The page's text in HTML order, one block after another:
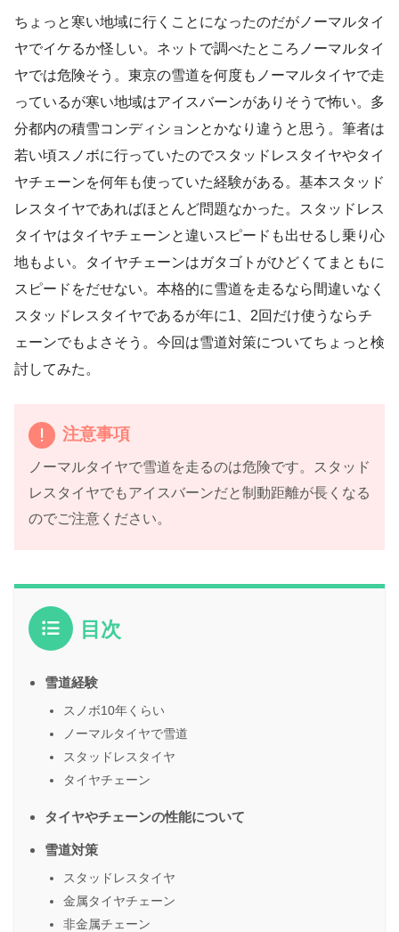
ちょっと寒い地域に行くことになったのだがノーマルタイ
ヤでイケるか怪しい。ネットで調べたところノーマルタイ
ヤでは危険そう。東京の雪道を何度もノーマルタイヤで走
っているが寒い地域はアイスバーンがありそうで怖い。多
分都内の積雪コンディションとかなり違うと思う。筆者は
若い頃スノボに行っていたのでスタッドレスタイヤやタイ
ヤチェーンを何年も使っていた経験がある。基本スタッド
レスタイヤであればほとんど問題なかった。スタッドレス
タイヤはタイヤチェーンと違いスピードも出せるし乗り心
地もよい。タイヤチェーンはガタゴトがひどくてまともに
スピードをだせない。本格的に雪道を走るなら間違いなく
スタッドレスタイヤであるが年に1、2回だけ使うならチ
ェーンでもよさそう。今回は雪道対策についてちょっと検
討してみた。
注意事項
ノーマルタイヤで雪道を走るのは危険です。スタッド
レスタイヤでもアイスバーンだと制動距離が長くなる
のでご注意ください。
目次
雪道経験
スノボ10年くらい
ノーマルタイヤで雪道
スタッドレスタイヤ
タイヤチェーン
タイヤやチェーンの性能について
雪道対策
スタッドレスタイヤ
金属タイヤチェーン
非金属チェーン